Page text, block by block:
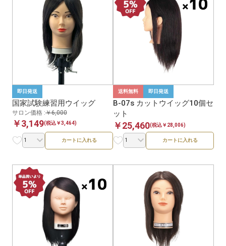
即日発送
国家試験練習用ウイッグ
サロン価格 :￥6,000
￥3,149(税込￥3,464)
カートに入れる
送料無料 即日発送
B-07s カットウイッグ10個セ
ット
￥25,460(税込￥28,006)
カートに入れる